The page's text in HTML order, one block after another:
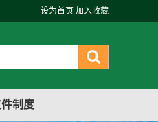
设为首页 加入收藏
制度